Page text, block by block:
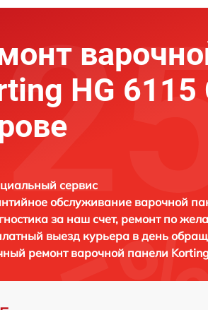
HG 6115
сервис
обслуживание варочной
за наш счет, ремонт по
выезд курьера в день
ремонт варочной панели